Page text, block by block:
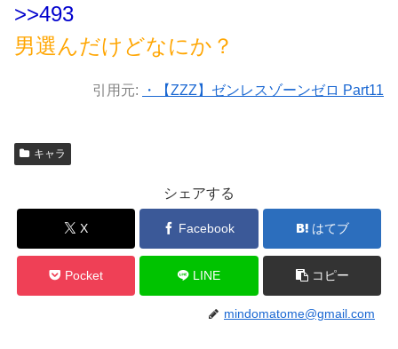
>>493
男選んだけどなにか？
引用元: ・【ZZZ】ゼンレスゾーンゼロ Part11
キャラ
シェアする
X Facebook はてブ
Pocket LINE コピー
mindomatome@gmail.com